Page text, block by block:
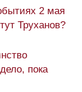
2 мая
Труханов?
пока